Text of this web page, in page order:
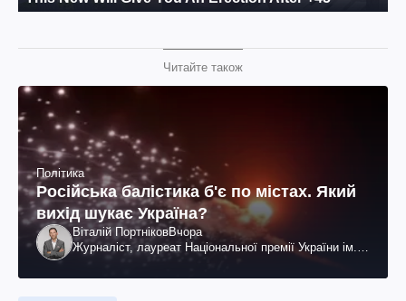
Читайте також
Політика
Російська балістика б'є по містах. Який
вихід шукає Україна?
Віталій ПортніковВчора
Журналіст, лауреат Національної премії України ім.